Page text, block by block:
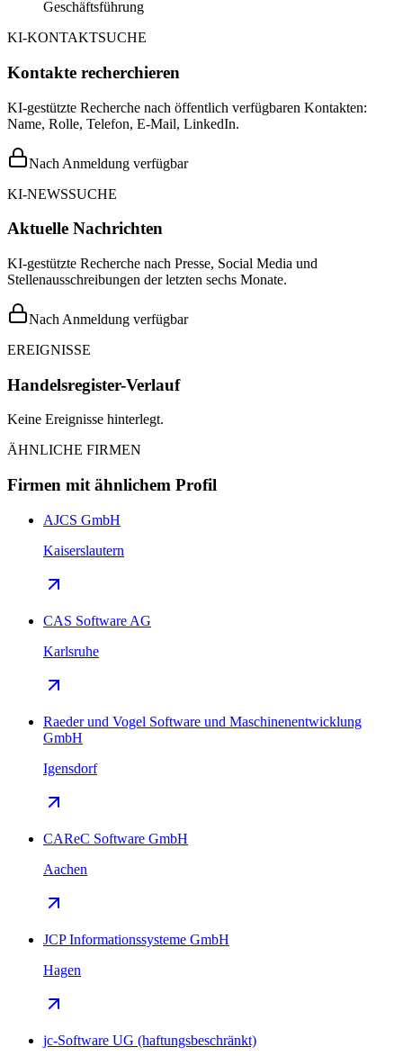
Geschäftsführung
KI-KONTAKTSUCHE
Kontakte recherchieren
KI-gestützte Recherche nach öffentlich verfügbaren Kontakten:
Name, Rolle, Telefon, E-Mail, LinkedIn.
Nach Anmeldung verfügbar
KI-NEWSSUCHE
Aktuelle Nachrichten
KI-gestützte Recherche nach Presse, Social Media und
Stellenausschreibungen der letzten sechs Monate.
Nach Anmeldung verfügbar
EREIGNISSE
Handelsregister-Verlauf
Keine Ereignisse hinterlegt.
ÄHNLICHE FIRMEN
Firmen mit ähnlichem Profil
AJCS GmbH
Kaiserslautern
CAS Software AG
Karlsruhe
Raeder und Vogel Software und Maschinenentwicklung
GmbH
Igensdorf
CAReC Software GmbH
Aachen
JCP Informationssysteme GmbH
Hagen
jc-Software UG (haftungsbeschränkt)